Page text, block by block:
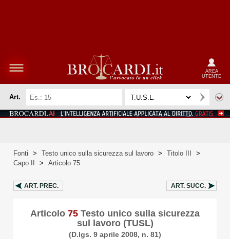
AREA
UTENTE
Art.
Fonti > Testo unico sulla sicurezza sul lavoro > Titolo III
>
Capo II
> Articolo 75
ART. PREC. ART. SUCC.
Articolo 75 Testo unico sulla sicurezza
sul lavoro (TUSL)
(D.lgs. 9 aprile 2008, n. 81)